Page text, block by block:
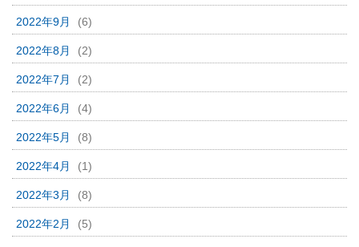
2022年9月 (6)
2022年8月 (2)
2022年7月 (2)
2022年6月 (4)
2022年5月 (8)
2022年4月 (1)
2022年3月 (8)
2022年2月 (5)